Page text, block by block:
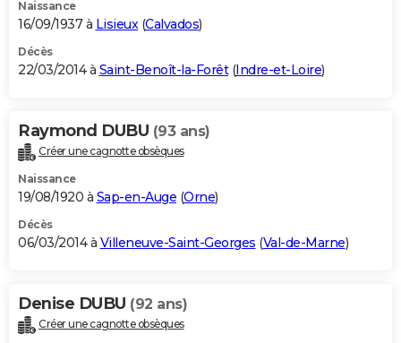
Naissance
16/09/1937 à Lisieux(Calvados)
Décès
22/03/2014 à Saint-Benoît-la-Forêt(Indre-et-Loire)
Raymond DUBU (93 ans)
Créer une cagnotte obsèques
Naissance
19/08/1920 à Sap-en-Auge (Orne)
Décès
06/03/2014 à Villeneuve-Saint-Georges (Val-de-Marne)
Denise DUBU (92 ans)
Créer une cagnotte obsèques